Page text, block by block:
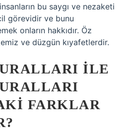
bu saygı ve nezaketi
görevidir ve bunu
onların hakkıdır. Öz
ve düzgün kıyafetlerdir.
ILE
FARKLAR